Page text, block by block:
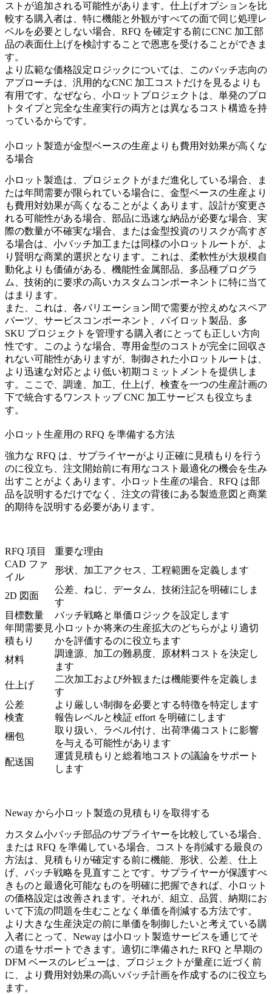
ストが追加される可能性があります。仕上げオプションを比
較する購入者は、特に機能と外観がすべての面で同じ処理レ
ベルを必要としない場合、RFQ を確定する前にCNC 加工部
品の表面仕上げを検討することで恩恵を受けることができま
す。
より広範な価格設定ロジックについては、このバッチ志向の
アプローチは、汎用的なCNC 加工コスト だけを見るよりも
有用です。なぜなら、小ロットプロジェクトは、単発のプロ
トタイプと完全な生産実行の両方とは異なるコスト構造を持
っているからです。
小ロット製造が金型ベースの生産よりも費用対効果が高くな
る場合
小ロット製造は、プロジェクトがまだ進化している場合、ま
たは年間需要が限られている場合に、金型ベースの生産より
も費用対効果が高くなることがよくあります。設計が変更さ
れる可能性がある場合、部品に迅速な納品が必要な場合、実
際の数量が不確実な場合、または金型投資のリスクが高すぎ
る場合は、小バッチ加工または同様の小ロットルートが、よ
り賢明な商業的選択となります。これは、柔軟性が大規模自
動化よりも価値がある、機能性金属部品、多品種プログラ
ム、技術的に要求の高いカスタムコンポーネントに特に当て
はまります。
また、これは、各バリエーション間で需要が控えめなスペア
パーツ、サービスコンポーネント、パイロット製品、多
SKU プロジェクトを管理する購入者にとっても正しい方向
性です。このような場合、専用金型のコストが完全に回収さ
れない可能性がありますが、制御された小ロットルートは、
より迅速な対応とより低い初期コミットメントを提供しま
す。ここで、調達、加工、仕上げ、検査を一つの生産計画の
下で統合する ワンストップ CNC 加工サービス も役立ちま
す。
小ロット生産用の RFQ を準備する方法
強力な RFQ は、サプライヤーがより正確に見積もりを行う
のに役立ち、注文開始前に有用なコスト最適化の機会を生み
出すことがよくあります。小ロット生産の場合、RFQ は部
品を説明するだけでなく、注文の背後にある製造意図と商業
的期待を説明する必要があります。
RFQ 項目
重要な理由
CAD ファ
イル
形状、加工アクセス、工程範囲を定義します
2D 図面
公差、ねじ、データム、技術注記を明確にしま
す
目標数量
バッチ戦略と単価ロジックを設定します
年間需要見
積もり
小ロットか将来の生産拡大のどちらがより適切
かを評価するのに役立ちます
材料
調達源、加工の難易度、原材料コストを決定し
ます
仕上げ
二次加工および外観または機能要件を定義しま
す
公差
より厳しい制御を必要とする特徴を特定します
検査
報告レベルと検証 effort を明確にします
梱包
取り扱い、ラベル付け、出荷準備コストに影響
を与える可能性があります
配送国
運賃見積もりと総着地コストの議論をサポート
します
Neway から小ロット製造の見積もりを取得する
カスタム小バッチ部品のサプライヤーを比較している場合、
または RFQ を準備している場合、コストを削減する最良の
方法は、見積もりが確定する前に機能、形状、公差、仕上
げ、バッチ戦略を見直すことです。サプライヤーが保護すべ
きものと最適化可能なものを明確に把握できれば、小ロット
の価格設定は改善されます。それが、組立、品質、納期にお
いて下流の問題を生むことなく単価を削減する方法です。
より大きな生産決定の前に単価を制御したいと考えている購
入者にとって、Neway は小ロット製造サービス を通じてそ
の道をサポートできます。適切に準備された RFQ と早期の
DFM ベースのレビューは、プロジェクトが量産に近づく前
に、より費用対効果の高いバッチ計画を作成するのに役立ち
ます。